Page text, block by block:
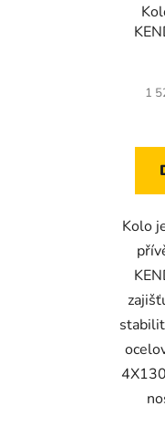
1
Kolo